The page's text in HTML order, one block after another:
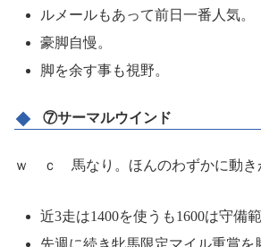
ルメールもあって前日一番人気。
豪脚自慢。
脚を余す事も視野。
⑦サーマルウインド
ｗ ｃ 馬なり。ほんのわずかに動き
近3走は1400を使うも1600は守備範
先週に続き牝馬限定マイル重賞を